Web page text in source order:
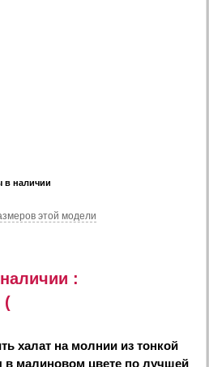
в наличии
этой модели
:
(
халат на молнии из тонкой
в малиновом цвете по лучшей